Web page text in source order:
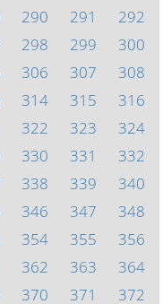
290 291
292
298 299
300
306 307
308
314 315
316
322 323
324
330 331
332
338 339
340
346 347
348
354 355
356
362 363
364
370 371 372